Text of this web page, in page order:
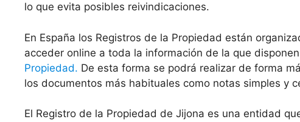
lo que evita posibles reivindicaciones.
En España los Registros de la Propiedad están
acceder online a toda la información de la que
Propiedad. De esta forma se podrá realizar de forma
los documentos más habituales como notas simples y
El Registro de la Propiedad de Jijona es una entidad